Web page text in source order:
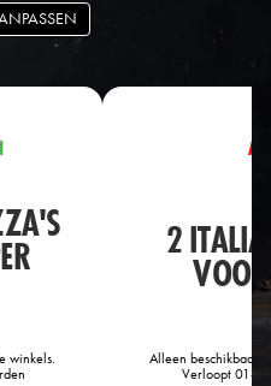
winkels.
2
Alleen beschikbaar
Verloopt 01-